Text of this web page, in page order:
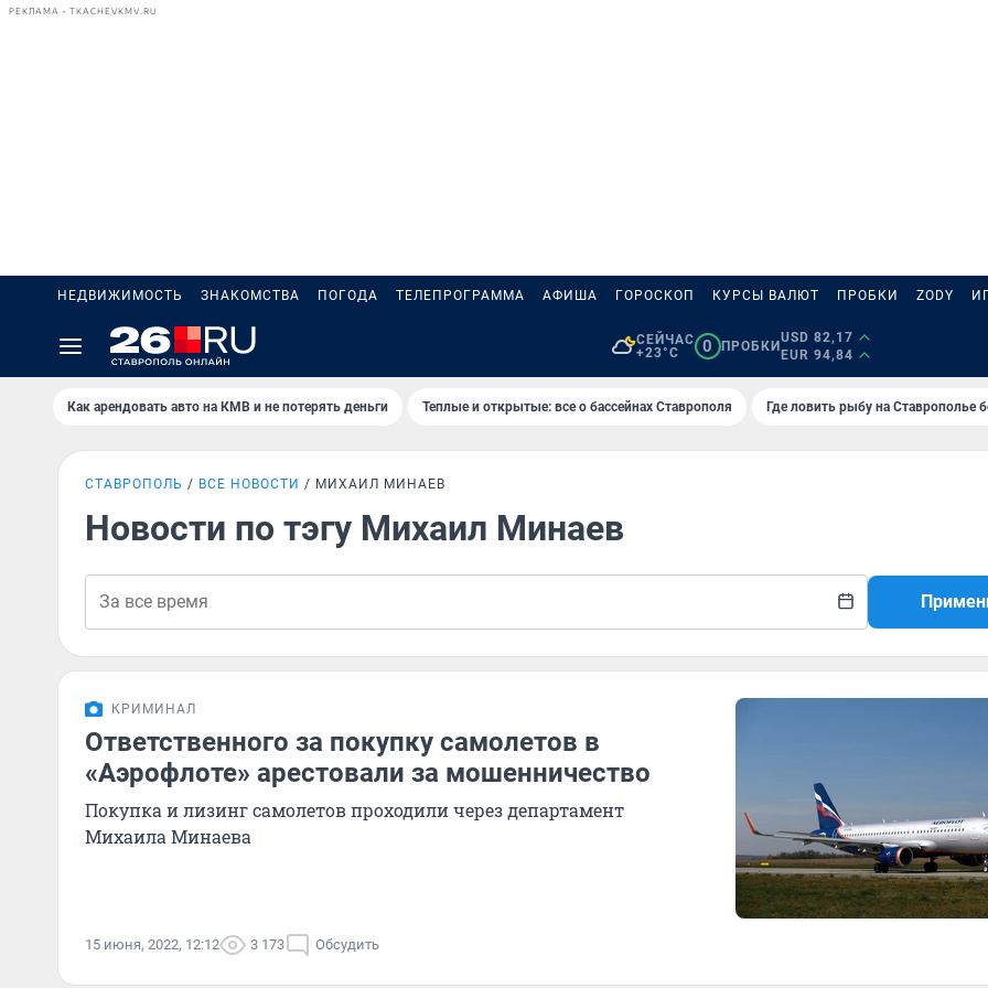
РЕКЛАМА • TKACHEVKMV.RU
НЕДВИЖИМОСТЬ ЗНАКОМСТВА ПОГОДА ТЕЛЕПРОГРАММА АФИША ГОРОСКОП КУРСЫ ВАЛЮТ ПРОБКИ ZODY
СЕЙЧАС
+23°C
0 ПРОБКИ
USD 82,17
EUR 94,84
Как арендовать авто на КМВ и не потерять деньги Теплые и открытые: все о бассейнах Ставрополя Где ловить рыбу на Ставрополье
СТАВРОПОЛЬ ВСЕ НОВОСТИ МИХАИЛ МИНАЕВ
Новости по тэгу Михаил Минаев
КРИМИНАЛ
Ответственного за покупку самолетов в
«Аэрофлоте» арестовали за мошенничество
Покупка и лизинг самолетов проходили через департамент
Михаила Минаева
15 июня, 2022, 12:12 3 173 Обсудить